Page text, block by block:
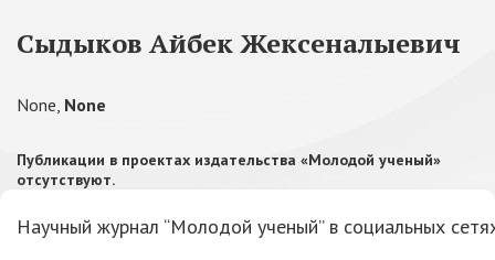
Сыдыков Айбек Жексеналыевич
None, None
Публикации в проектах издательства «Молодой ученый»
отсутствуют.
Научный журнал “Молодой ученый” в социальных